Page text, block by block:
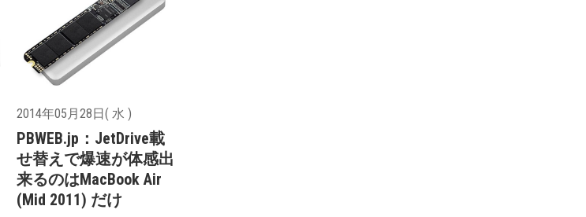
2014年05月28日( 水 )
PBWEB.jp：JetDrive載
せ替えで爆速が体感出
来るのはMacBook Air
(Mid 2011) だけ